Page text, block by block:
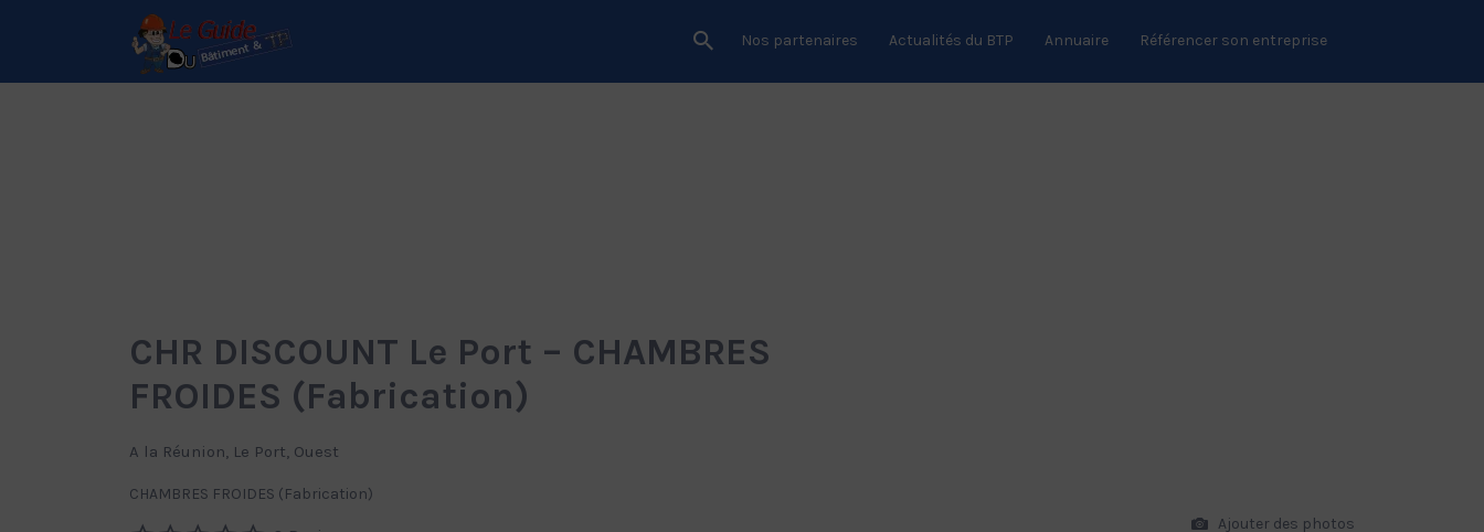
Nos partenaires Actualités du BTP Annuaire Référencer son entreprise
Rechercher:
CHR DISCOUNT Le Port – CHAMBRES
FROIDES (Fabrication)
A la Réunion, Le Port, Ouest
CHAMBRES FROIDES (Fabrication)
Ajouter des photos